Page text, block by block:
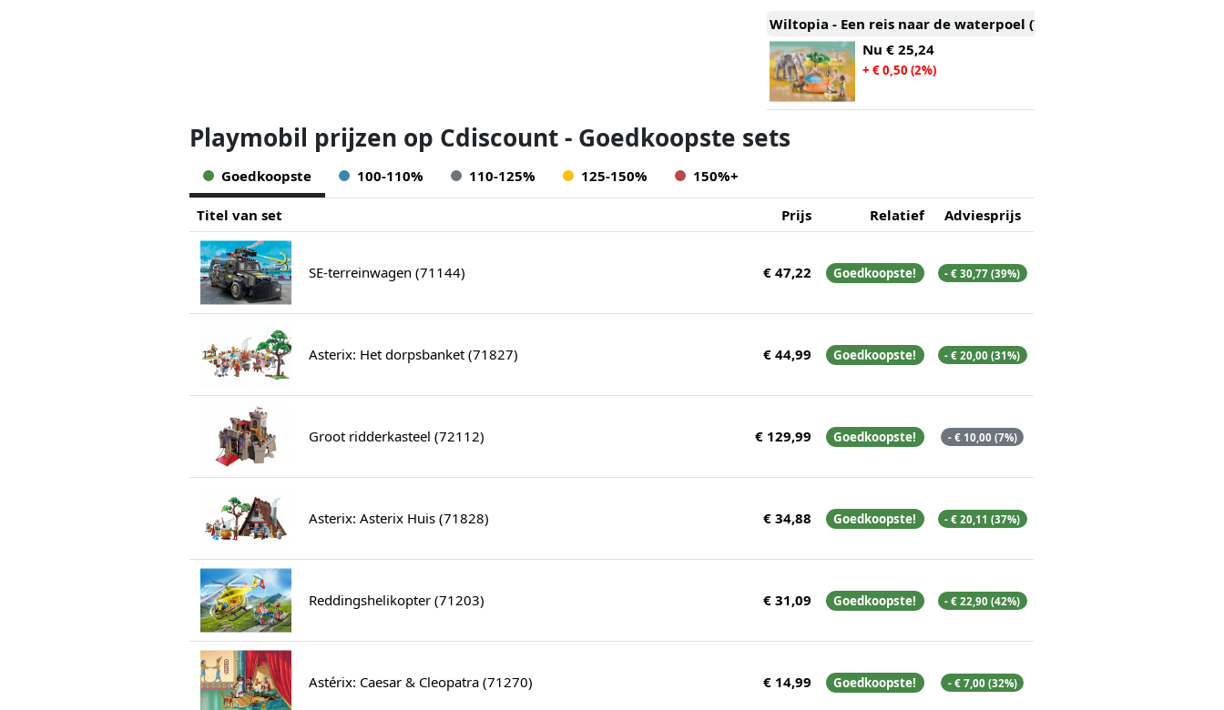
Wiltopia - Een reis naar de waterpoel (71294)
Nu€ 25,24
+ € 0,50 (2%)
Playmobil prijzen op Cdiscount - Goedkoopste sets
Goedkoopste 100-110% 110-125% 125-150% 150%+
Titel van set Prijs Relatief Adviesprijs
SE-terreinwagen (71144) € 47,22 Goedkoopste! - € 30,77 (39%)
Asterix: Het dorpsbanket (71827) € 44,99 Goedkoopste! - € 20,00 (31%)
Groot ridderkasteel (72112) € 129,99 Goedkoopste! - € 10,00 (7%)
Asterix: Asterix Huis (71828) € 34,88 Goedkoopste! - € 20,11 (37%)
Reddingshelikopter (71203) € 31,09 Goedkoopste! - € 22,90 (42%)
Astérix: Caesar & Cleopatra (71270) € 14,99 Goedkoopste! - € 7,00 (32%)